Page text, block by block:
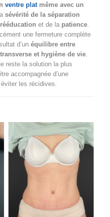
ventre platmême avec un
sévérité de la séparation
et de la patience.
une fermeture complète
d’un équilibre entre
et hygiène de vie.
reste la solution la plus
accompagnée d’une
les récidives.